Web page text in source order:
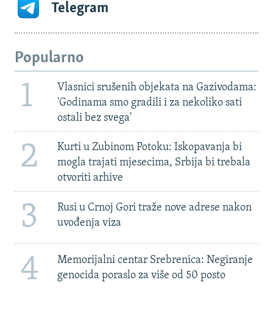
Telegram
Popularno
1
Vlasnici srušenih objekata na Gazivodama:
'Godinama smo gradili i za nekoliko sati
ostali bez svega'
2
Kurti u Zubinom Potoku: Iskopavanja bi
mogla trajati mjesecima, Srbija bi trebala
otvoriti arhive
3
Rusi u Crnoj Gori traže nove adrese nakon
uvođenja viza
4
Memorijalni centar Srebrenica: Negiranje
genocida poraslo za više od 50 posto